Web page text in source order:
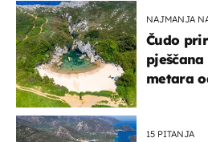
NAJMANJA
Čudo
metara
15 PITANJA